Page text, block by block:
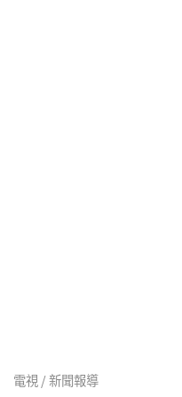
電視 / 新聞報導